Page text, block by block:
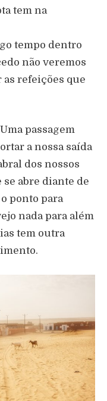
tem na
tempo dentro
não veremos
refeições que
passagem
a nossa saída
dos nossos
se abre diante de
ponto para
nada para além
tem outra